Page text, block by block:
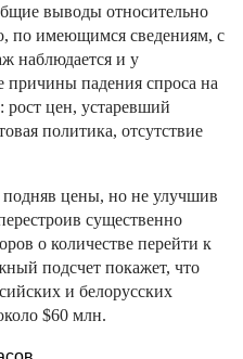
выводы относительно
по имеющимся сведениям, с
наблюдается и у
падения спроса на
цен, устаревший
политика, отсутствие
подняв цены, но не улучшив
существенно
о количестве перейти к
подсчет покажет, что
и белорусских
$60 млн.